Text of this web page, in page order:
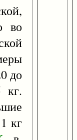
во
до
кг.
кг